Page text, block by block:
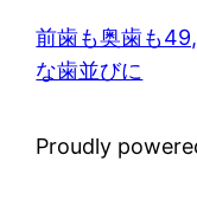
前歯も奥歯も
な歯並びに
Proudly